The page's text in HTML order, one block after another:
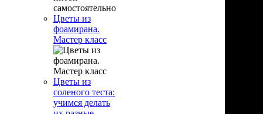
Цветы из
фоамирана.
Мастер класс
Цветы из
соленого теста:
учимся делать